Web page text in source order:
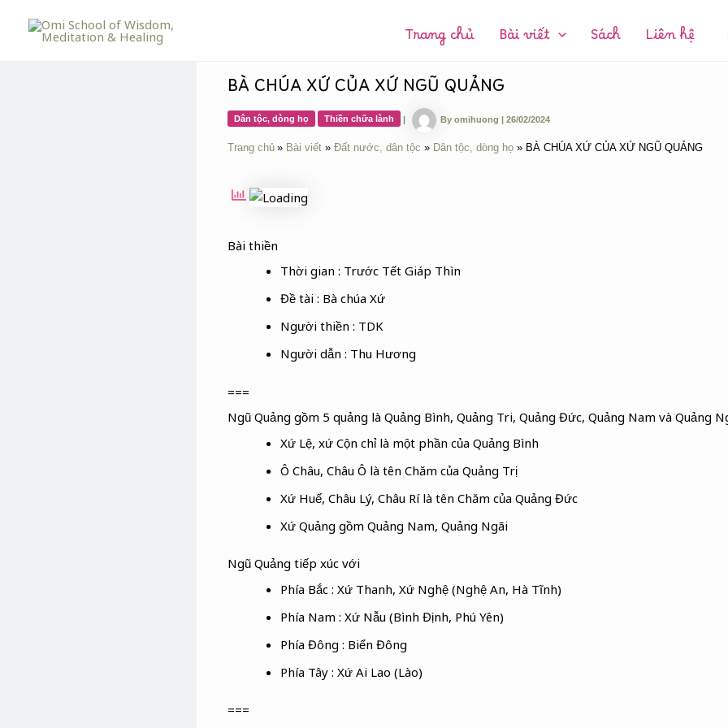
Trang chủ Bài viết Sách Liên hệ
BÀ CHÚA XỨ CỦA XỨ NGŨ QUẢNG
Dân tộc, dòng họ Thiền chữa lành | By omihuong | 26/02/2024
Trang chủ Bài viết Đất nước, dân tộc Dân tộc, dòng họ BÀ CHÚA XỨ CỦA XỨ NGŨ QUẢNG
Bài thiền
Thời gian : Trước Tết Giáp Thìn
Đề tài : Bà chúa Xứ
Người thiền : TDK
Người dẫn : Thu Hương
===
Ngũ Quảng gồm 5 quảng là Quảng Bình, Quảng Tri, Quảng Đức, Quảng Nam và Quảng
Xứ Lệ, xứ Cộn chỉ là một phần của Quảng Bình
Ô Châu, Châu Ô là tên Chăm của Quảng Trị
Xứ Huế, Châu Lý, Châu Rí là tên Chăm của Quảng Đức
Xứ Quảng gồm Quảng Nam, Quảng Ngãi
Ngũ Quảng tiếp xúc với
Phía Bắc : Xứ Thanh, Xứ Nghệ (Nghệ An, Hà Tĩnh)
Phía Nam : Xứ Nẫu (Bình Định, Phú Yên)
Phía Đông : Biển Đông
Phía Tây : Xứ Ai Lao (Lào)
===